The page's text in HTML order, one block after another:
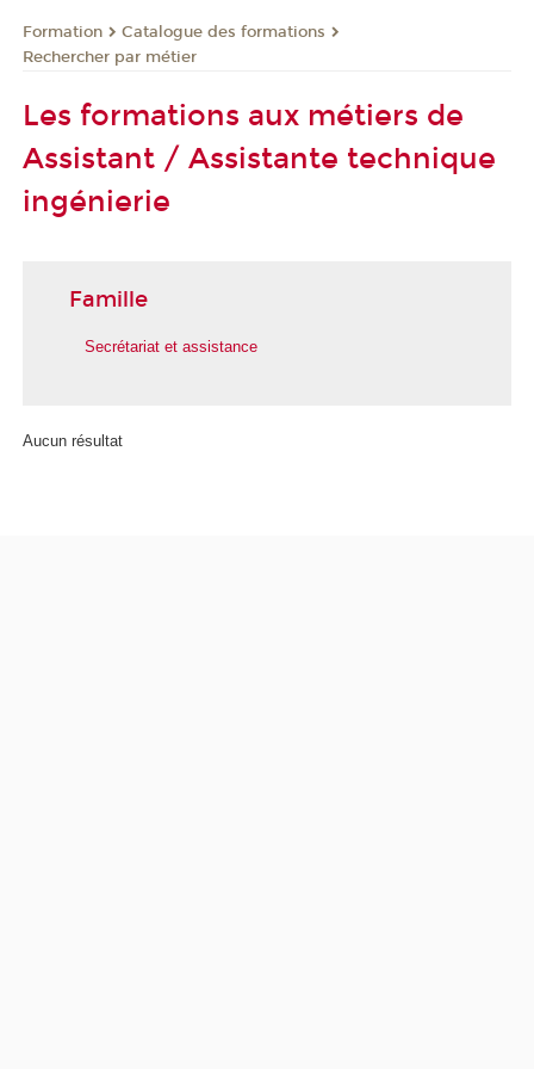
Formation
Catalogue des formations
Rechercher par métier
Les formations aux métiers de
Assistant / Assistante technique
ingénierie
Famille
Secrétariat et assistance
Aucun résultat